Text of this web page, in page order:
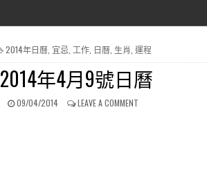
POSTED IN
2014年日曆, 宜忌 工作, 日曆, 生肖 運程
2014年4月9號日曆
PUBLISHED DATE:
09/04/2014 LEAVE A COMMENTON 2014年4月9號日